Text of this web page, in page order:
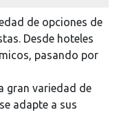
de opciones de
Desde hoteles
pasando por
gran variedad de
adapte a sus